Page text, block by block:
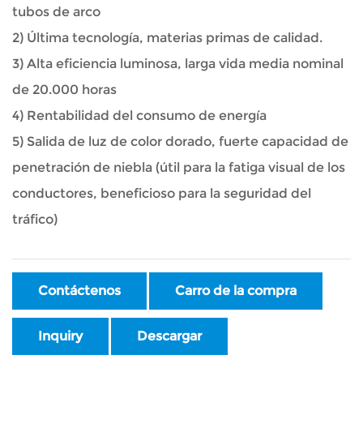
tubos de arco
2) Última tecnología, materias primas de calidad.
3) Alta eficiencia luminosa, larga vida media nominal
de 20.000 horas
4) Rentabilidad del consumo de energía
5) Salida de luz de color dorado, fuerte capacidad de
penetración de niebla (útil para la fatiga visual de los
conductores, beneficioso para la seguridad del
tráfico)
Contáctenos Carro de la compra
Inquiry Descargar